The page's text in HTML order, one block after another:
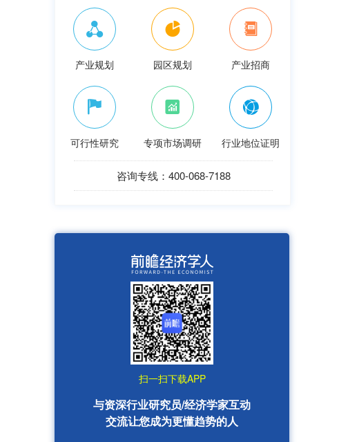
产业规划 园区规划 产业招商
可行性研究 专项市场调研 行业地位证明
咨询专线：400-068-7188
扫一扫下载APP
与资深行业研究员/经济学家互动
交流让您成为更懂趋势的人